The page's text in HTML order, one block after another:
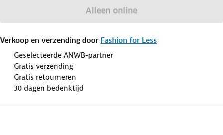
Alleen online
Verkoop en verzending door Fashion for Less
Geselecteerde ANWB-partner
Gratis verzending
Gratis retourneren
30 dagen bedenktijd